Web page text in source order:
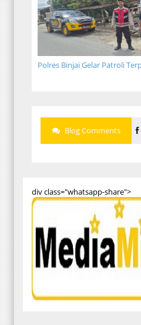
Polres Binjai Gelar Patroli
Blog Comments
div class="whatsapp-share">